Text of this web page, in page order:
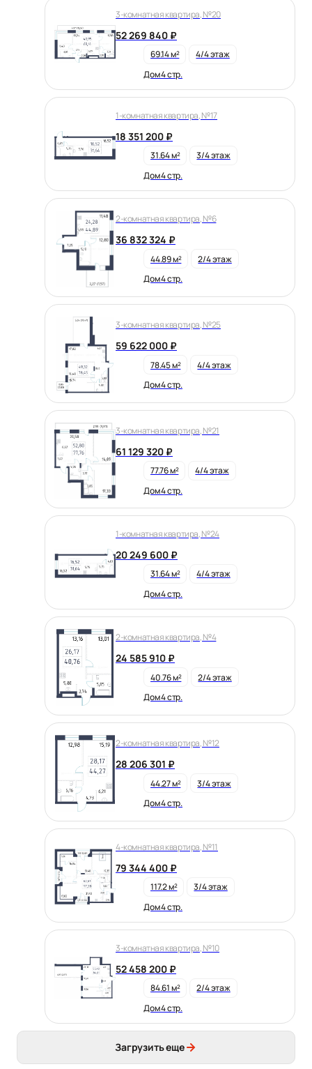
3-комнатная квартира, №20
52 269 840 ₽
69.14 м²
4/4 этаж
Дом 4 стр.
1-комнатная квартира, №17
18 351 200 ₽
31.64 м²
3/4 этаж
Дом 4 стр.
2-комнатная квартира, №6
36 832 324 ₽
44.89 м²
2/4 этаж
Дом 4 стр.
3-комнатная квартира, №25
59 622 000 ₽
78.45 м²
4/4 этаж
Дом 4 стр.
3-комнатная квартира, №21
61 129 320 ₽
77.76 м²
4/4 этаж
Дом 4 стр.
1-комнатная квартира, №24
20 249 600 ₽
31.64 м²
4/4 этаж
Дом 4 стр.
2-комнатная квартира, №4
24 585 910 ₽
40.76 м²
2/4 этаж
Дом 4 стр.
2-комнатная квартира, №12
28 206 301 ₽
44.27 м²
3/4 этаж
Дом 4 стр.
4-комнатная квартира, №11
79 344 400 ₽
117.2 м²
3/4 этаж
Дом 4 стр.
3-комнатная квартира, №10
52 458 200 ₽
84.61 м²
2/4 этаж
Дом 4 стр.
Загрузить еще